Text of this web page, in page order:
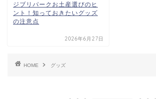
ジブリパークお土産選びのヒ
ント！知っておきたいグッズ
の注意点
2026年6月27日
HOME グッズ